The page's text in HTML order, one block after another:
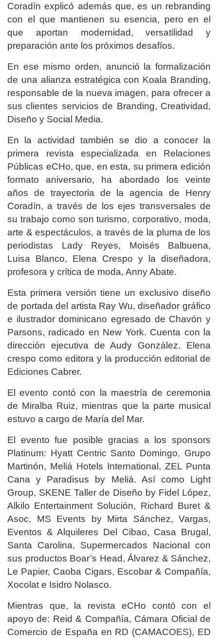
Coradín explicó además que, es un rebranding
con el que mantienen su esencia, pero en el
que aportan modernidad, versatilidad y
preparación ante los próximos desafíos.
En ese mismo orden, anunció la formalización
de una alianza estratégica con Koala Branding,
responsable de la nueva imagen, para ofrecer a
sus clientes servicios de Branding, Creatividad,
Diseño y Social Media.
En la actividad también se dio a conocer la
primera revista especializada en Relaciones
Públicas eCHo, que, en esta, su primera edición
formato aniversario, ha abordado los veinte
años de trayectoria de la agencia de Henry
Coradín, a través de los ejes transversales de
su trabajo como son turismo, corporativo, moda,
arte & espectáculos, a través de la pluma de los
periodistas Lady Reyes, Moisés Balbuena,
Luisa Blanco, Elena Crespo y la diseñadora,
profesora y crítica de moda, Anny Abate.
Esta primera versión tiene un exclusivo diseño
de portada del artista Ray Wu, diseñador gráfico
e ilustrador dominicano egresado de Chavón y
Parsons, radicado en New York. Cuenta con la
dirección ejecutiva de Audy González, Elena
crespo como editora y la producción editorial de
Ediciones Cabrer.
El evento contó con la maestría de ceremonia
de Miralba Ruiz, mientras que la parte musical
estuvo a cargo de María del Mar.
El evento fue posible gracias a los sponsors
Platinum: Hyatt Centric Santo Domingo, Grupo
Martinón, Meliá Hotels International, ZEL Punta
Cana y Paradisus by Meliá. Así como Light
Group, SKENE Taller de Diseño by Fidel López,
Alkilo Entertainment Solución, Richard Buret &
Asoc, MS Events by Mirta Sánchez, Vargas,
Eventos & Alquileres Del Cibao, Casa Brugal,
Santa Carolina, Supermercados Nacional con
sus productos Boar’s Head, Álvarez & Sánchez,
Le Papier, Caoba Cigars, Escobar & Compañía,
Xocolat e Isidro Nolasco.
Mientras que, la revista eCHo contó con el
apoyo de: Reid & Compañía, Cámara Oficial de
Comercio de España en RD (CAMACOES), ED